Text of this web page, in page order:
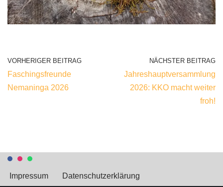
VORHERIGER BEITRAG
Faschingsfreunde
Nemaninga 2026
NÄCHSTER BEITRAG
Jahreshauptversammlung
2026: KKO macht weiter
froh!
Impressum Datenschutz­erklärung